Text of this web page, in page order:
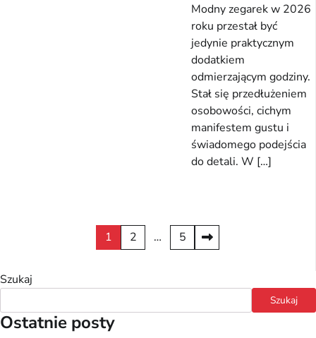
Modny zegarek w 2026
roku przestał być
jedynie praktycznym
dodatkiem
odmierzającym godziny.
Stał się przedłużeniem
osobowości, cichym
manifestem gustu i
świadomego podejścia
do detali. W […]
Stronicowanie
1 2 … 5
Szukaj
Szukaj
Ostatnie posty